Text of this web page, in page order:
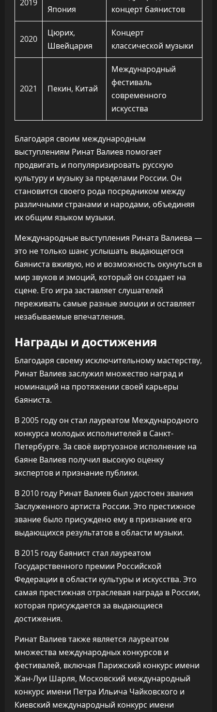
2019
Япония
концерт баянистов
2020
Цюрих,
Швейцария
Концерт
классической музыки
2021 Пекин, Китай
Международный
фестиваль
современного
искусства
Благодаря своим международным
выступлениям Ринат Валиев помогает
продвигать и популяризировать русскую
культуру и музыку за пределами России. Он
становится своего рода посредником между
различными странами и народами, объединяя
их общим языком музыки.
Международные выступления Рината Валиева —
это не только шанс услышать выдающегося
баяниста вживую, но и возможность окунуться в
мир звуков и эмоций, который он создает на
сцене. Его игра заставляет слушателей
переживать самые разные эмоции и оставляет
незабываемые впечатления.
Награды и достижения
Благодаря своему исключительному мастерству,
Ринат Валиев заслужил множество наград и
номинаций на протяжении своей карьеры
баяниста.
В 2005 году он стал лауреатом Международного
конкурса молодых исполнителей в Санкт-
Петербурге. За своё виртуозное исполнение на
баяне Валиев получил высокую оценку
экспертов и признание публики.
В 2010 году Ринат Валиев был удостоен звания
Заслуженного артиста России. Это престижное
звание было присуждено ему в признание его
выдающихся результатов в области музыки.
В 2015 году баянист стал лауреатом
Государственного премии Российской
Федерации в области культуры и искусства. Это
самая престижная отраслевая награда в России,
которая присуждается за выдающиеся
достижения.
Ринат Валиев также является лауреатом
множества международных конкурсов и
фестивалей, включая Парижский конкурс имени
Жан-Луи Шарля, Московский международный
конкурс имени Петра Ильича Чайковского и
Киевский международный конкурс имени